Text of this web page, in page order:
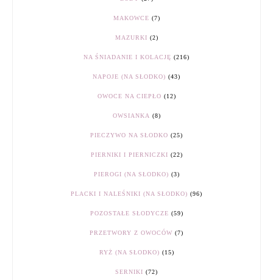
MAKOWCE (7)
MAZURKI (2)
NA ŚNIADANIE I KOLACJĘ (216)
NAPOJE (NA SŁODKO) (43)
OWOCE NA CIEPŁO (12)
OWSIANKA (8)
PIECZYWO NA SŁODKO (25)
PIERNIKI I PIERNICZKI (22)
PIEROGI (NA SŁODKO) (3)
PLACKI I NALEŚNIKI (NA SŁODKO) (96)
POZOSTAŁE SŁODYCZE (59)
PRZETWORY Z OWOCÓW (7)
RYŻ (NA SŁODKO) (15)
SERNIKI (72)